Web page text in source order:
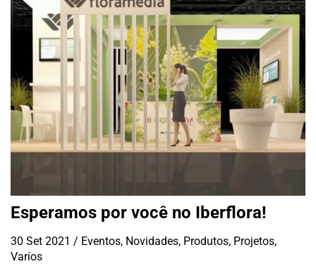
Esperamos por você no Iberflora!
30 Set 2021 / Eventos, Novidades, Produtos, Projetos,
Varíos